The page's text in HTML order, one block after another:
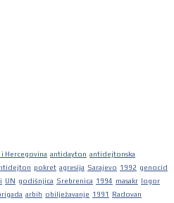
i Hercegovina antidayton antidejtonska
pokret agresija Sarajevo 1992 genocid
UN godišnjica Srebrenica 1994 masakr logor
arbih obilježavanje 1991
Radovan